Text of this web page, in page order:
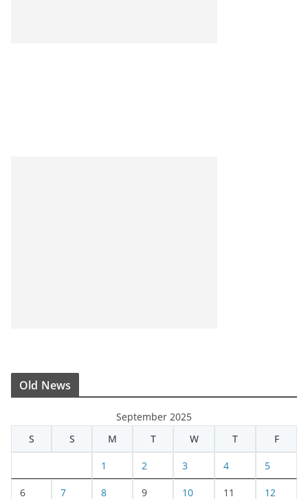
Old News
September 2025
S
S M T W T F
1 2 3 4 5
6 7 8 9 10 11 12